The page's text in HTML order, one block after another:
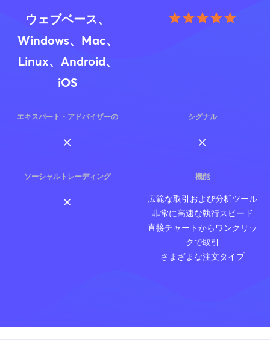
ウェブベース、
Windows、Mac、
Linux、Android、
iOS
エキスパート・アドバイザーの シグナル
ソーシャルトレーディング 機能
広範な取引および分析ツール
非常に高速な執行スピード
直接チャートからワンクリッ
クで取引
さまざまな注文タイプ